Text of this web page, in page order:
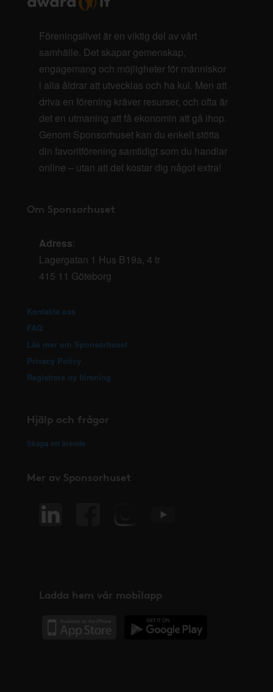
Föreningslivet är en viktig del av vårt
samhälle. Det skapar gemenskap,
engagemang och möjligheter för människor
i alla åldrar att utvecklas och ha kul. Men att
driva en förening kräver resurser, och ofta är
det en utmaning att få ekonomin att gå ihop.
Genom Sponsorhuset kan du enkelt stötta
din favoritförening samtidigt som du handlar
online – utan att det kostar dig något extra!
Om Sponsorhuset
Adress:
Lagergatan 1 Hus B19a, 4 tr
415 11 Göteborg
Kontakta oss
FAQ
Läs mer om Sponsorhuset
Privacy Policy
Registrera ny förening
Hjälp och frågor
Skapa ett ärende
Mer av Sponsorhuset
Ladda hem vår mobilapp